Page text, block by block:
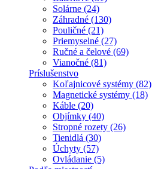
Solárne (24)
Záhradné (130)
Pouličné (21)
Priemyselné (27)
Ručné a čelové (69)
Vianočné (81)
Príslušenstvo
Koľajnicové systémy (82)
Magnetické systémy (18)
Káble (20)
Objímky (40)
Stropné rozety (26)
Tienidlá (30)
Úchyty (57)
Ovládanie (5)